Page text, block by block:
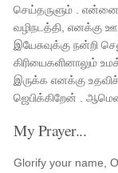
செய்தருளும் . என்னை
வழிநடத்தி, எனக்கு
இயேசுவுக்கு நன்றி
கிரியைகளினாலும்
இருக்க எனக்கு
ஜெபிக்கிறேன் .
My Prayer...
Glorify your name,